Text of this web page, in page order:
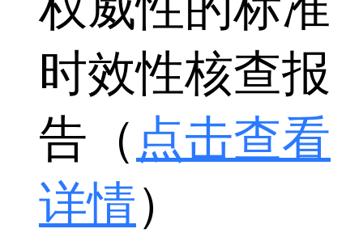
时效性核查报
告（ 点击查看
详情）